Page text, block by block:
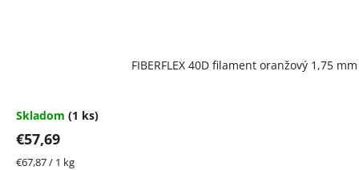
FIBERFLEX 40D filament oranžový 1,75
Skladom (1 ks)
€57,69
Jednotková
€67,87 / 1 kg